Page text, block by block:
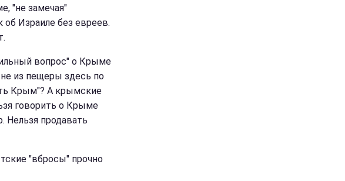
"не замечая"
Израиле без евреев.
вопрос" о Крыме
из пещеры здесь по
Крым"? А крымские
говорить о Крыме
продавать
"вбросы" прочно